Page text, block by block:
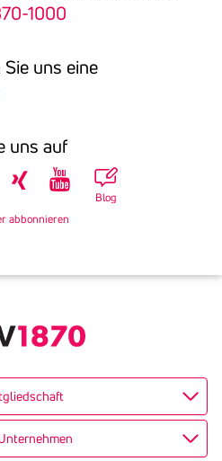
1000
uns eine
uns auf
Blog
abbonnieren